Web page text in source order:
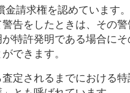
請求権を認めています
告をしたときは、その
特許発明である場合に
できます。
定されるまでにおける